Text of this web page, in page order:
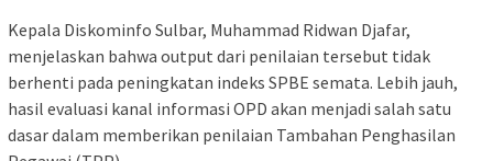
Kepala Diskominfo Sulbar, Muhammad Ridwan Djafar,
menjelaskan bahwa output dari penilaian tersebut tidak
berhenti pada peningkatan indeks SPBE semata. Lebih jauh,
hasil evaluasi kanal informasi OPD akan menjadi salah satu
dasar dalam memberikan penilaian Tambahan Penghasilan